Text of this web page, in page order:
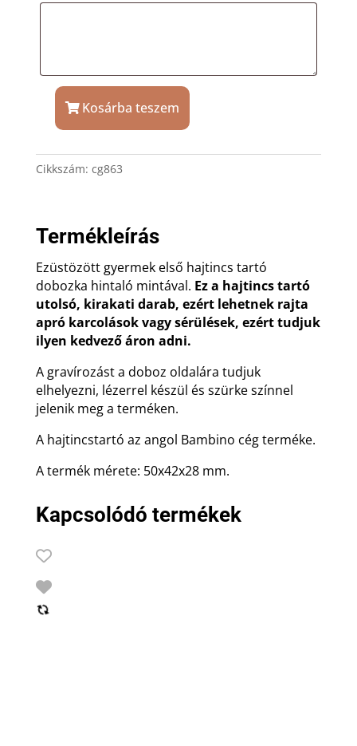
Hintalovas
ezüstözött
baba
első
gravírozással
mennyiség
Kosárba teszem
Cikkszám: cg863
Termékleírás
Ezüstözött gyermek első hajtincs tartó
dobozka hintaló mintával. Ez a hajtincs tartó
utolsó, kirakati darab, ezért lehetnek rajta
apró karcolások vagy sérülések, ezért tudjuk
ilyen kedvező áron adni.
A gravírozást a doboz oldalára tudjuk
elhelyezni, lézerrel készül és szürke színnel
jelenik meg a terméken.
A hajtincstartó az angol Bambino cég terméke.
A termék mérete: 50x42x28 mm.
Kapcsolódó termékek